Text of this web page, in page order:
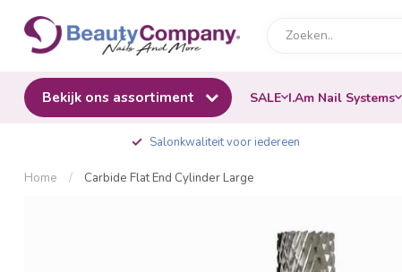
Bekijk ons assortiment SALE I.Am Nail Systems
Salonkwaliteit voor iedereen
Home / Carbide Flat End Cylinder Large